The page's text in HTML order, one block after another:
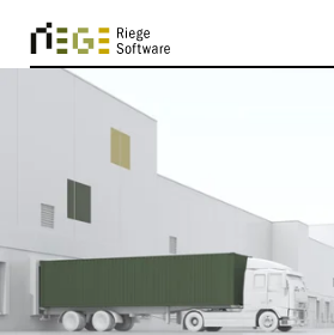
KONTAKT
Niederlassungen
Service weltweit.